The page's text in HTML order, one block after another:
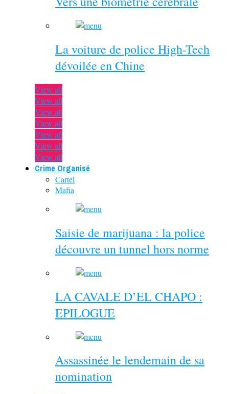
La voiture de police High-Tech
dévoilée en Chine
View all
View all
View all
View all
View all
View all
View all
Crime Organisé
Cartel
Mafia
Saisie de marijuana : la police
découvre un tunnel hors norme
LA CAVALE D’EL CHAPO :
EPILOGUE
Assassinée le lendemain de sa
nomination